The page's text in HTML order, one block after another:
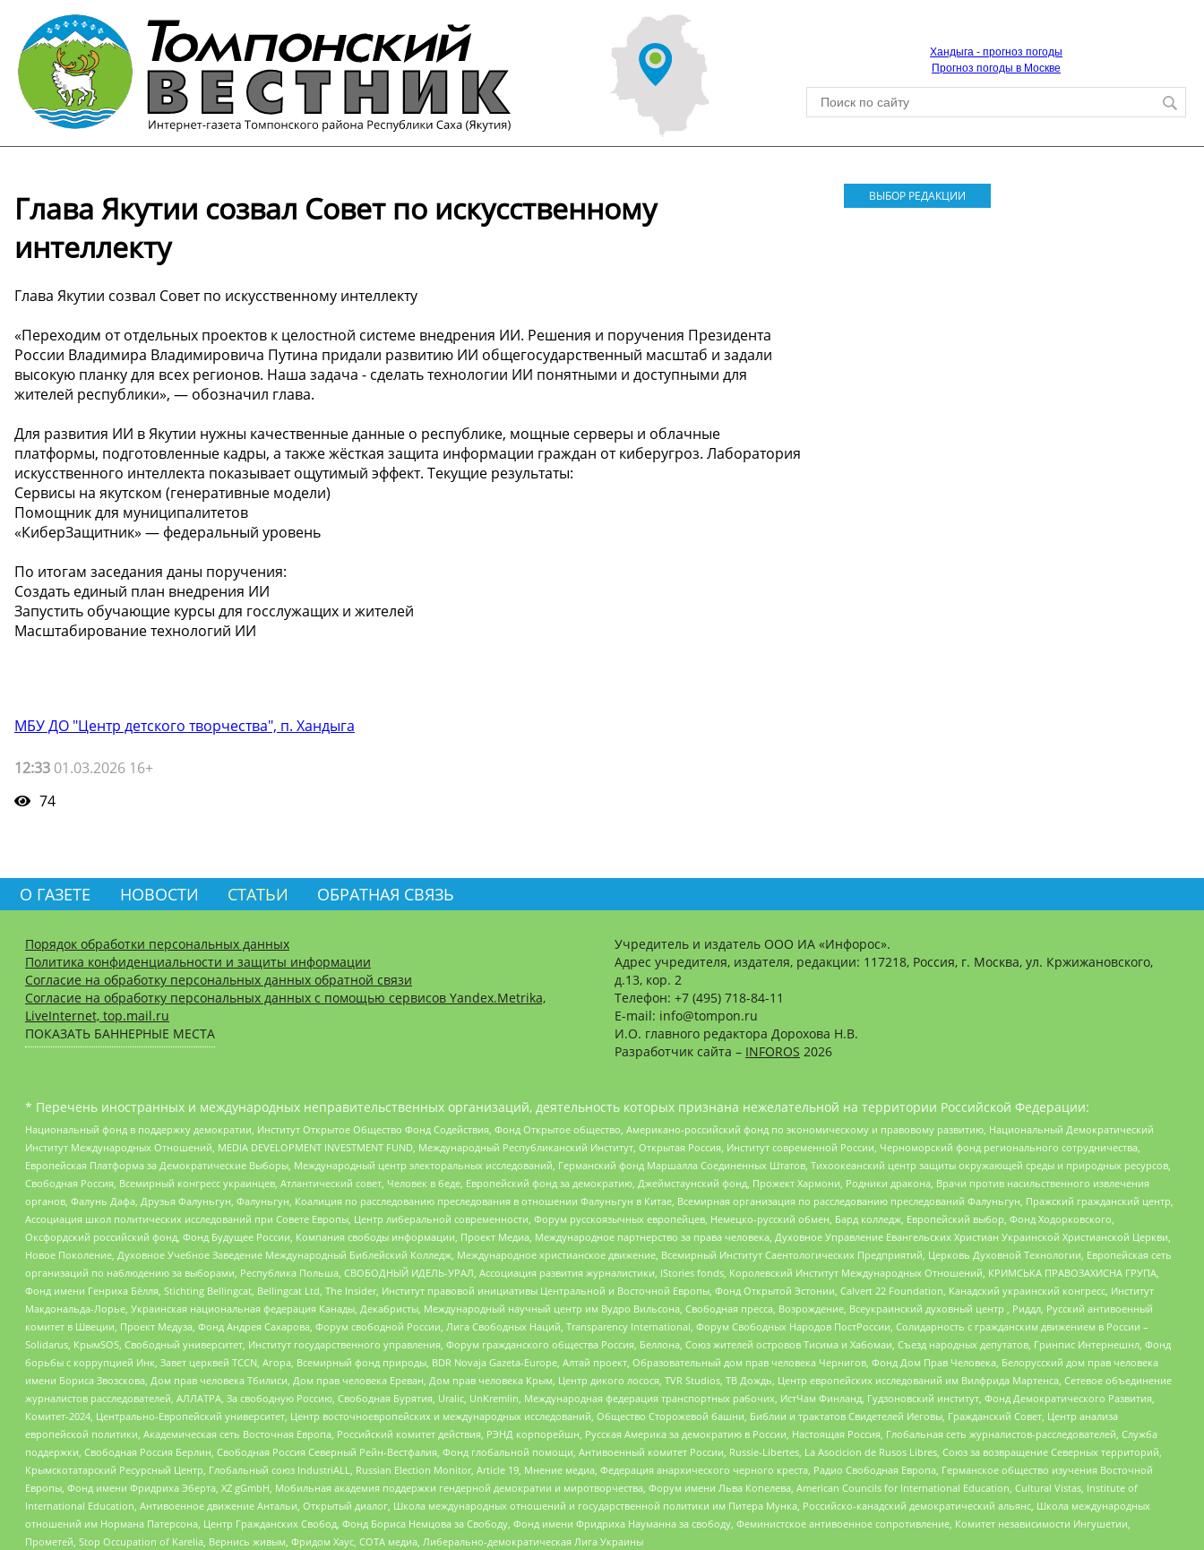
Хандыга - прогноз погоды
Прогноз погоды в Москве
Глава Якутии созвал Совет по искусственному
интеллекту
Глава Якутии созвал Совет по искусственному интеллекту
«Переходим от отдельных проектов к целостной системе внедрения ИИ. Решения и поручения Президента
России Владимира Владимировича Путина придали развитию ИИ общегосударственный масштаб и задали
высокую планку для всех регионов. Наша задача - сделать технологии ИИ понятными и доступными для
жителей республики», — обозначил глава.
Для развития ИИ в Якутии нужны качественные данные о республике, мощные серверы и облачные
платформы, подготовленные кадры, а также жёсткая защита информации граждан от киберугроз. Лаборатория
искусственного интеллекта показывает ощутимый эффект. Текущие результаты:
Сервисы на якутском (генеративные модели)
Помощник для муниципалитетов
«КиберЗащитник» — федеральный уровень
По итогам заседания даны поручения:
Создать единый план внедрения ИИ
Запустить обучающие курсы для госслужащих и жителей
Масштабирование технологий ИИ
МБУ ДО "Центр детского творчества", п. Хандыга
12:33 01.03.2026 16+
74
ВЫБОР РЕДАКЦИИ
О ГАЗЕТЕ НОВОСТИ СТАТЬИ ОБРАТНАЯ СВЯЗЬ
Порядок обработки персональных данных
Политика конфиденциальности и защиты информации
Согласие на обработку персональных данных обратной связи
Согласие на обработку персональных данных с помощью сервисов Yandex.Metrika,
LiveInternet, top.mail.ru
ПОКАЗАТЬ БАННЕРНЫЕ МЕСТА
Учредитель и издатель ООО ИА «Инфорос».
Адрес учредителя, издателя, редакции: 117218, Россия, г. Москва, ул. Кржижановского,
д.13, кор. 2
Телефон: +7 (495) 718-84-11
E-mail: info@tompon.ru
И.О. главного редактора Дорохова Н.В.
Разработчик сайта – INFOROS 2026
* Перечень иностранных и международных неправительственных организаций, деятельность которых признана нежелательной на территории Российской Федерации:
Национальный фонд в поддержку демократии, Институт Открытое Общество Фонд Содействия, Фонд Открытое общество, Американо-российский фонд по экономическому и правовому развитию, Национальный Демократический
Институт Международных Отношений, MEDIA DEVELOPMENT INVESTMENT FUND, Международный Республиканский Институт, Открытая Россия, Институт современной России, Черноморский фонд регионального сотрудничества,
Европейская Платформа за Демократические Выборы, Международный центр электоральных исследований, Германский фонд Маршалла Соединенных Штатов, Тихоокеанский центр защиты окружающей среды и природных ресурсов,
Свободная Россия, Всемирный конгресс украинцев, Атлантический совет, Человек в беде, Европейский фонд за демократию, Джеймстаунский фонд, Прожект Хармони, Родники дракона, Врачи против насильственного извлечения
органов, Фалунь Дафа, Друзья Фалуньгун, Фалуньгун, Коалиция по расследованию преследования в отношении Фалуньгун в Китае, Всемирная организация по расследованию преследований Фалуньгун, Пражский гражданский центр,
Ассоциация школ политических исследований при Совете Европы, Центр либеральной современности, Форум русскоязычных европейцев, Немецко-русский обмен, Бард колледж, Европейский выбор, Фонд Ходорковского,
Оксфордский российский фонд, Фонд Будущее России, Компания свободы информации, Проект Медиа, Международное партнерство за права человека, Духовное Управление Евангельских Христиан Украинской Христианской Церкви,
Новое Поколение, Духовное Учебное Заведение Международный Библейский Колледж, Международное христианское движение, Всемирный Институт Саентологических Предприятий, Церковь Духовной Технологии, Европейская сеть
организаций по наблюдению за выборами, Республика Польша, СВОБОДНЫЙ ИДЕЛЬ-УРАЛ, Ассоциация развития журналистики, IStories fonds, Королевский Институт Международных Отношений, КРИМСЬКА ПРАВОЗАХИСНА ГРУПА,
Фонд имени Генриха Бёлля, Stichting Bellingcat, Bellingcat Ltd, The Insider, Институт правовой инициативы Центральной и Восточной Европы, Фонд Открытой Эстонии, Calvert 22 Foundation, Канадский украинский конгресс, Институт
Макдональда-Лорье, Украинская национальная федерация Канады, Декабристы, Международный научный центр им Вудро Вильсона, Свободная пресса, Возрождение, Всеукраинский духовный центр , Риддл, Русский антивоенный
комитет в Швеции, Проект Медуза, Фонд Андрея Сахарова, Форум свободной России, Лига Свободных Наций, Transparеncy International, Форум Свободных Народов ПостРоссии, Солидарность с гражданским движением в России –
Solidarus, КрымSOS, Свободный университет, Институт государственного управления, Форум гражданского общества Россия, Беллона, Союз жителей островов Тисима и Хабомаи, Съезд народных депутатов, Гринпис Интернешнл, Фонд
борьбы с коррупцией Инк, Завет церквей TCCN, Агора, Всемирный фонд природы, BDR Novaja Gazeta-Europe, Алтай проект, Образовательный дом прав человека Чернигов, Фонд Дом Прав Человека, Белорусский дом прав человека
имени Бориса Звозскова, Дом прав человека Тбилиси, Дом прав человека Ереван, Дом прав человека Крым, Центр дикого лосося, TVR Studios, ТВ Дождь, Центр европейских исследований им Вилфрида Мартенса, Сетевое объединение
журналистов расследователей, АЛЛАТРА, За свободную Россию, Свободная Бурятия, Uralic, UnKremlin, Международная федерация транспортных рабочих, ИстЧам Финланд, Гудзоновский институт, Фонд Демократического Развития,
Комитет-2024, Центрально-Европейский университет, Центр восточноевропейских и международных исследований, Общество Сторожевой башни, Библии и трактатов Свидетелей Иеговы, Гражданский Совет, Центр анализа
европейской политики, Академическая сеть Восточная Европа, Российский комитет действия, РЭНД корпорейшн, Русская Америка за демократию в России, Настоящая Россия, Глобальная сеть журналистов-расследователей, Служба
поддержки, Свободная Россия Берлин, Свободная Россия Северный Рейн-Вестфалия, Фонд глобальной помощи, Антивоенный комитет России, Russie-Libertes, La Asocicion de Rusos Libres, Союз за возвращение Северных территорий,
Крымскотатарский Ресурсный Центр, Глобальный союз IndustriALL, Russian Election Monitor, Article 19, Мнение медиа, Федерация анархического черного креста, Радио Свободная Европа, Германское общество изучения Восточной
Европы, Фонд имени Фридриха Эберта, XZ gGmbH, Мобильная академия поддержки гендерной демократии и миротворчества, Форум имени Льва Копелева, American Councils for International Education, Cultural Vistas, Institute of
International Education, Антивоенное движение Антальи, Открытый диалог, Школа международных отношений и государственной политики им Питера Мунка, Российско-канадский демократический альянс, Школа международных
отношений им Нормана Патерсона, Центр Гражданских Свобод, Фонд Бориса Немцова за Свободу, Фонд имени Фридриха Науманна за свободу, Феминистское антивоенное сопротивление, Комитет независимости Ингушетии,
Прометей, Stop Occupation of Karelia, Вернись живым, Фридом Хаус, СОТА медиа, Либерально-демократическая Лига Украины